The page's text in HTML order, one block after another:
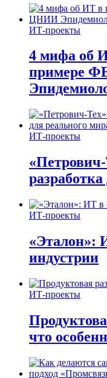
ИТ-проекты
4 мифа об
примере
ИТ-проекты
ИТ-проекты
«Эталон»:
индустрии
ИТ-проекты
что